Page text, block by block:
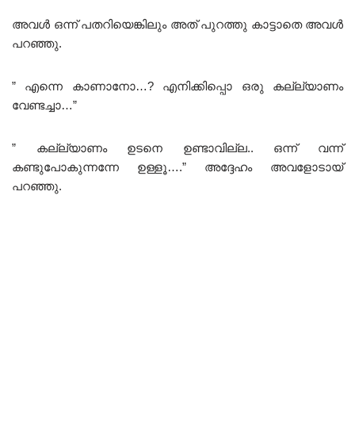
അവൾ ഒന്ന് പതറിയെങ്കിലും അത് പുറത്തു കാട്ടാതെ അവൾ
പറഞ്ഞു.
” എന്നെ കാണാനോ…? എനിക്കിപ്പൊ ഒരു കല്ല്യാണം
വേണ്ടച്ചാ…”
” കല്ല്യാണം ഉടനെ ഉണ്ടാവില്ല.. ഒന്ന് വന്ന്
കണ്ടുപോകുന്നന്നേ ഉള്ളൂ….” അദ്ദേഹം അവളോടായ്‌
പറഞ്ഞു.